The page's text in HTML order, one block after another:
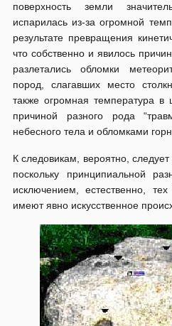
поверхность земли
испарилась из-за огромной
результате превращения
что собственно и явилось
разлетались обломки
пород, слагавших место
также огромная температура в
причиной разного рода
небесного тела и обломками
К следовикам, вероятно,
поскольку принципиальной
исключением, естественно,
имеют явно искусственное